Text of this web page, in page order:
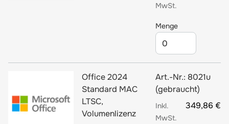
Menge
Office 2024
Standard MAC
LTSC,
Volumenlizenz
Art.-Nr.: 8021u
(gebraucht)
349,86 €